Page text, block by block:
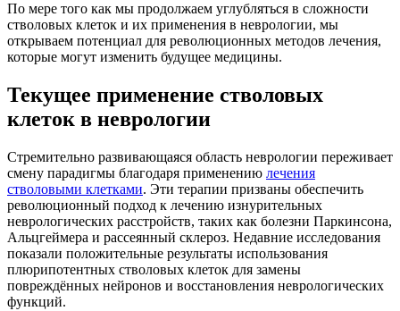
По мере того как мы продолжаем углубляться в сложности
стволовых клеток и их применения в неврологии, мы
открываем потенциал для революционных методов лечения,
которые могут изменить будущее медицины.
Текущее применение стволовых
клеток в неврологии
Стремительно развивающаяся область неврологии переживает
смену парадигмы благодаря применению лечения
стволовыми клетками. Эти терапии призваны обеспечить
революционный подход к лечению изнурительных
неврологических расстройств, таких как болезни Паркинсона,
Альцгеймера и рассеянный склероз. Недавние исследования
показали положительные результаты использования
плюрипотентных стволовых клеток для замены
повреждённых нейронов и восстановления неврологических
функций.